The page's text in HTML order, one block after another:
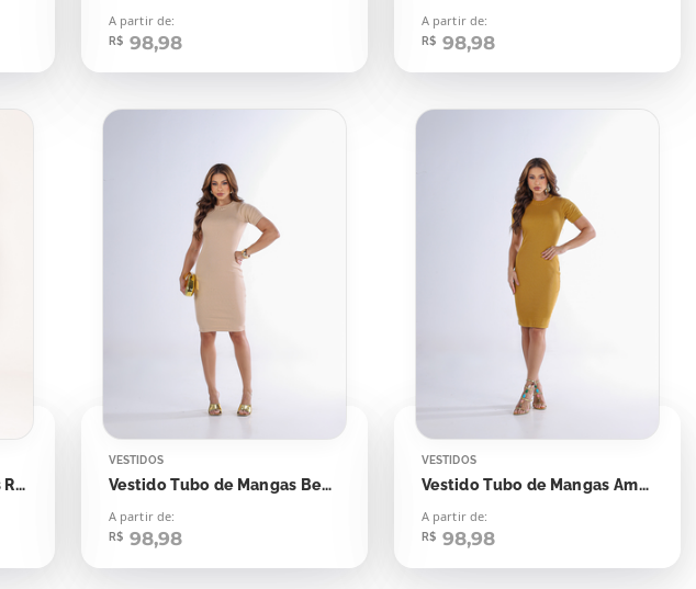
A partir de:
R$ 98,98
A partir de:
R$ 98,98
Vestido Tubo Com Mangas Rosa Seco
VESTIDOS
Vestido Tubo de Mangas Bege Concha
A partir de:
R$ 98,98
VESTIDOS
Vestido Tubo de Mangas Amarelo Sunglow
A partir de:
R$ 98,98